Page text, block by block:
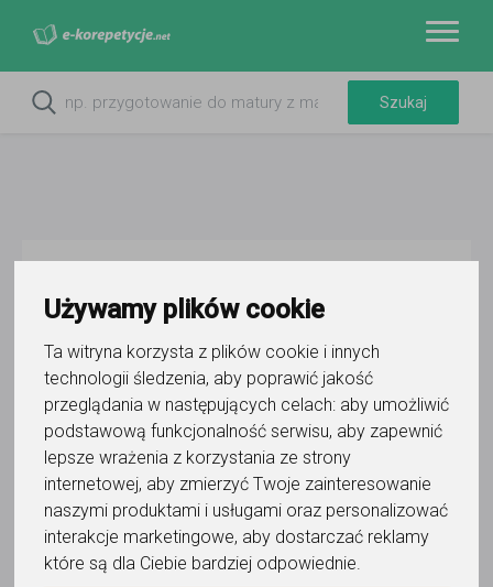
Używamy plików cookie
Ta witryna korzysta z plików cookie i innych
technologii śledzenia, aby poprawić jakość
przeglądania w następujących celach: aby umożliwić
podstawową funkcjonalność serwisu, aby zapewnić
lepsze wrażenia z korzystania ze strony
internetowej, aby zmierzyć Twoje zainteresowanie
naszymi produktami i usługami oraz personalizować
interakcje marketingowe, aby dostarczać reklamy
które są dla Ciebie bardziej odpowiednie.
Oznacz wystąpienie kontaktu
Filip Olstron
Wyślij wiadomość
Ostatnia aktywność:
ponad 3 miesiące temu